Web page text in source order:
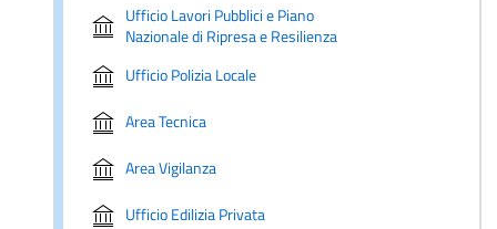
Ufficio Lavori Pubblici e Piano
Nazionale di Ripresa e Resilienza
Ufficio Polizia Locale
Area Tecnica
Area Vigilanza
Ufficio Edilizia Privata